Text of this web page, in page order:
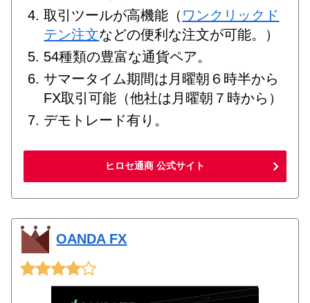
取引ツールが高機能（ ワンクリックド
テン注文などの便利な注文が可能。）
54種類の豊富な通貨ペア。
サマータイム期間は月曜朝６時半から
FX取引可能（他社は月曜朝７時から）
デモトレード有り。
ヒロセ通商 公式サイト
OANDA FX